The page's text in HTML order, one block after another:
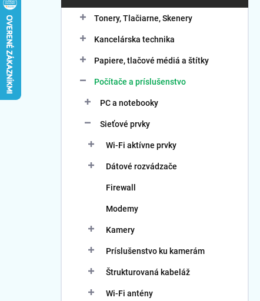
č
kategórie
Tonery, Tlačiarne, Skenery
Kancelárska technika
Papiere, tlačové médiá a štítky
Počítače a príslušenstvo
PC a notebooky
Sieťové prvky
Wi-Fi aktívne prvky
Dátové rozvádzače
Firewall
Modemy
Kamery
Príslušenstvo ku kamerám
Štrukturovaná kabeláž
Wi-Fi antény